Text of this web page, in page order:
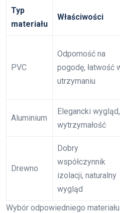
Typ
materiału
Właściwości
PVC
Odporność na
pogodę, łatwość
utrzymaniu
Aluminium
Elegancki wygląd,
wytrzymałość
Drewno
Dobry
współczynnik
izolacji, naturalny
wygląd
Wybór odpowiedniego